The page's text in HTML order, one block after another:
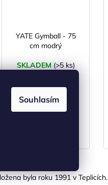
Souhlasím
YATE Gymball - 75
cm modrý
SKLADEM(>5 ks)
byla roku 1991 v Teplicích.